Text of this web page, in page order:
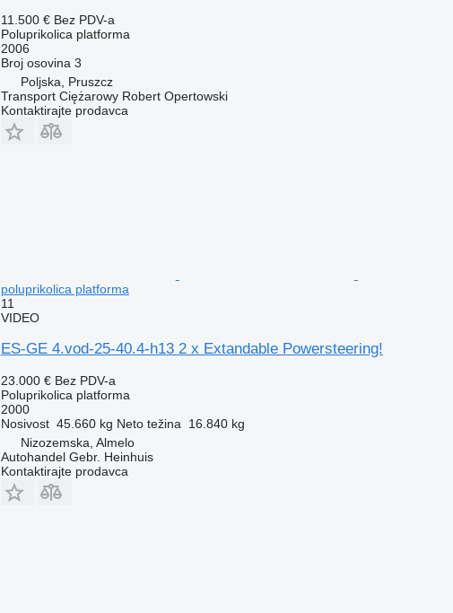
11.500 € Bez PDV-a
Poluprikolica platforma
2006
Broj osovina 3
Poljska, Pruszcz
Transport Ciężarowy Robert Opertowski
Kontaktirajte prodavca
poluprikolica platforma
11
VIDEO
ES-GE 4.vod-25-40.4-h13 2 x Extandable Powersteering!
23.000 € Bez PDV-a
Poluprikolica platforma
2000
Nosivost 45.660 kg Neto težina
16.840 kg
Nizozemska, Almelo
Autohandel Gebr. Heinhuis
Kontaktirajte prodavca